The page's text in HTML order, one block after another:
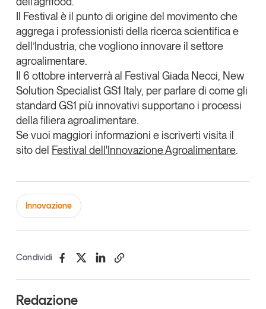
Eventi e formazione
Tutti gli appuntamenti
Chi siamo
Contatti
Tendenze Journal
La nostra newsletter nella tua email
Iscriviti
Il Festival è il punto di origine del movimentoche
aggrega i professionisti della ricerca scientifica e
dell’Industria, che vogliono innovare il settore
agroalimentare.
Il 6 ottobreinterverrà al Festival Giada Necci, New
Solution Specialist GS1 Italy, per parlare di come gli
standard GS1 più innovativi supportano i processi
della filiera agroalimentare.
Se vuoi maggiori informazioni e iscriverti visita il
sito del Festival dell'Innovazione Agroalimentare.
Innovazione
Condividi
Redazione